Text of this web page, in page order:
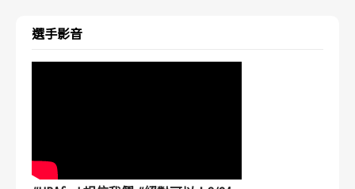
選手影音